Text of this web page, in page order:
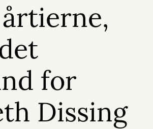
for
Dissing